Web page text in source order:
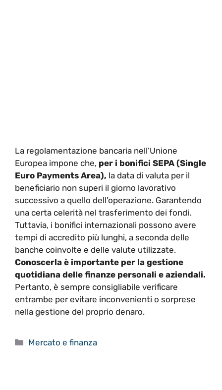
La regolamentazione bancaria nell’Unione
Europea impone che, per i bonifici SEPA (Single
Euro Payments Area), la data di valuta per il
beneficiario non superi il giorno lavorativo
successivo a quello dell’operazione. Garantendo
una certa celerità nel trasferimento dei fondi.
Tuttavia, i bonifici internazionali possono avere
tempi di accredito più lunghi, a seconda delle
banche coinvolte e delle valute utilizzate.
Conoscerla è importante per la gestione
quotidiana delle finanze personali e aziendali.
Pertanto, è sempre consigliabile verificare
entrambe per evitare inconvenienti o sorprese
nella gestione del proprio denaro.
Categorie
Mercato e finanza